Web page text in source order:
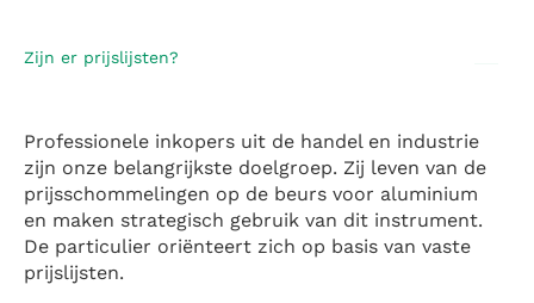
Zijn er prijslijsten?
Professionele inkopers uit de handel en industrie
zijn onze belangrijkste doelgroep. Zij leven van de
prijsschommelingen op de beurs voor aluminium
en maken strategisch gebruik van dit instrument.
De particulier oriënteert zich op basis van vaste
prijslijsten.